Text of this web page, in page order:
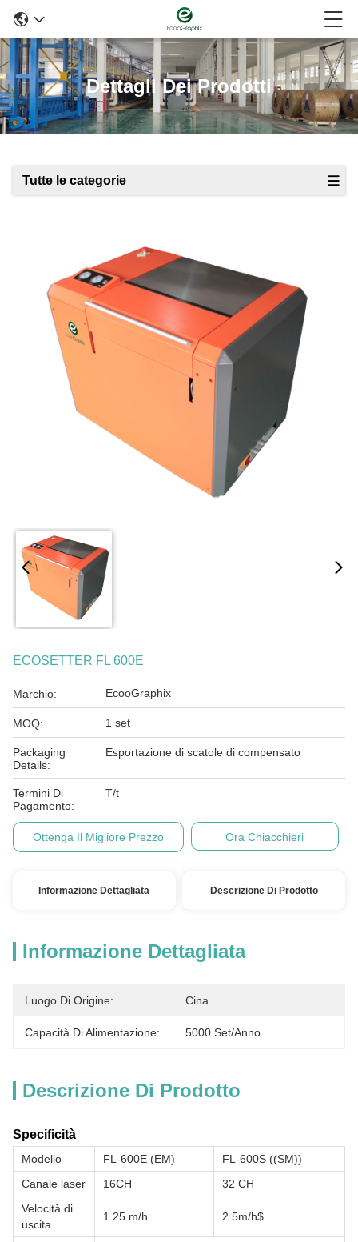
Dettagli Dei Prodotti
Tutte le categorie
ECOSETTER FL 600E
Marchio: EcooGraphix
MOQ: 1 set
Packaging
Details:
Esportazione di scatole di compensato
Termini Di
Pagamento:
T/t
Ottenga Il Migliore Prezzo Ora Chiacchieri
Informazione Dettagliata Descrizione Di Prodotto
Informazione Dettagliata
Luogo Di Origine: Cina
Capacità Di Alimentazione: 5000 Set/anno
Descrizione Di Prodotto
Specificità
Modello FL-600E (EM)
FL-600S ((SM))
Canale laser
16CH
32 CH
Velocità di
uscita
1.25 m/h 2.5m/h$